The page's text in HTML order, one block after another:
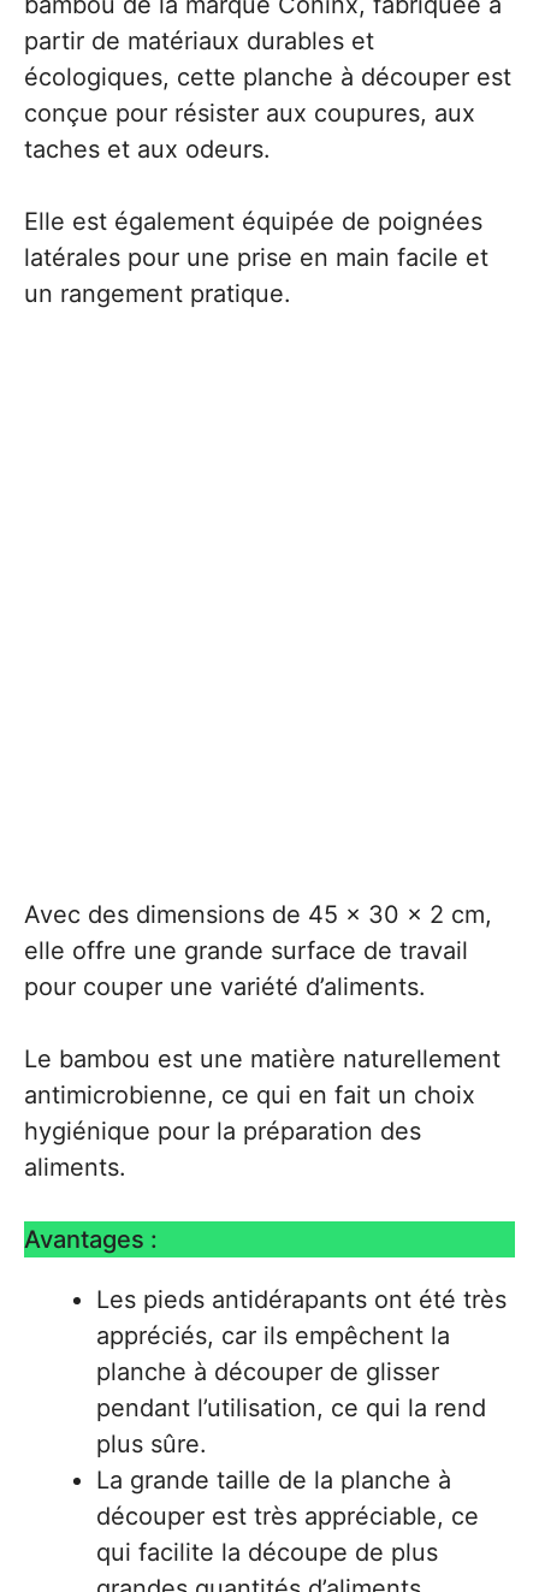
partir de matériaux durables et
écologiques, cette planche à découper est
conçue pour résister aux coupures, aux
taches et aux odeurs.
Elle est également équipée de poignées
latérales pour une prise en main facile et
un rangement pratique.
Avec des dimensions de 45 x 30 x 2 cm,
elle offre une grande surface de travail
pour couper une variété d’aliments.
Le bambou est une matière naturellement
antimicrobienne, ce qui en fait un choix
hygiénique pour la préparation des
aliments.
Avantages :
Les pieds antidérapants ont été très
appréciés, car ils empêchent la
planche à découper de glisser
pendant l’utilisation, ce qui la rend
plus sûre.
La grande taille de la planche à
découper est très appréciable, ce
qui facilite la découpe de plus